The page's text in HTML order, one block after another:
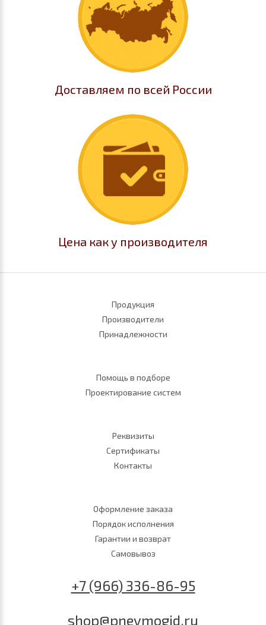
Доставляем по всей России
Цена как у производителя
Продукция
Производители
Принадлежности
Помощь в подборе
Проектирование систем
Реквизиты
Сертификаты
Контакты
Оформление заказа
Порядок исполнения
Гарантии и возврат
Самовывоз
+7 (966) 336-86-95
shop@pnevmogid.ru